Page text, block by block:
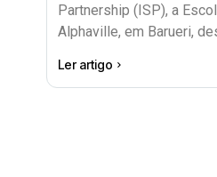
Partnership (ISP), a
Alphaville, em Barueri,
Ler artigo